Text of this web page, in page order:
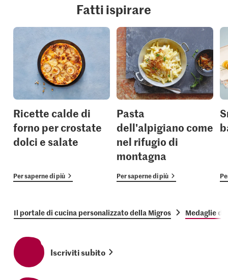
Fatti ispirare
Ricette calde di
forno per crostate
dolci e salate
Per saperne di più
Pasta
dell'alpigiano come
nel rifugio di
montagna
Per saperne di più
Il portale di cucina personalizzato della Migros Medaglie
Iscriviti subito